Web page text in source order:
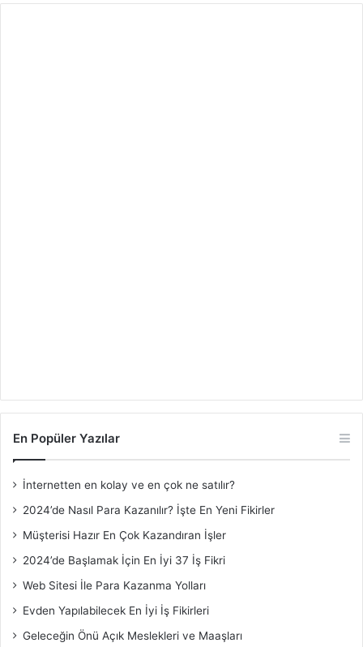
En Popüler Yazılar
İnternetten en kolay ve en çok ne satılır?
2024’de Nasıl Para Kazanılır? İşte En Yeni Fikirler
Müşterisi Hazır En Çok Kazandıran İşler
2024’de Başlamak İçin En İyi 37 İş Fikri
Web Sitesi İle Para Kazanma Yolları
Evden Yapılabilecek En İyi İş Fikirleri
Geleceğin Önü Açık Meslekleri ve Maaşları